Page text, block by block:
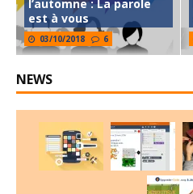
l’automne : La parole
est à vous
03/10/2018 6
NEWS